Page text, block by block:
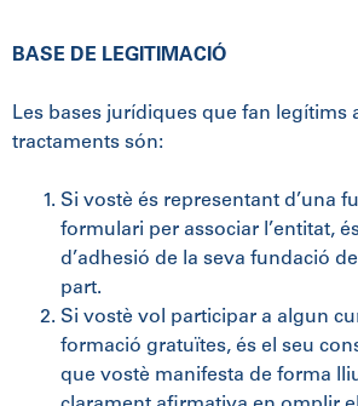
BASE DE LEGITIMACIÓ
Les bases jurídiques que fan legítims
tractaments són:
Si vostè és representant d’una
formulari per associar l’entitat,
d’adhesió de la seva fundació
part.
Si vostè vol participar a algun
formació gratuïtes, és el seu
que vostè manifesta de forma